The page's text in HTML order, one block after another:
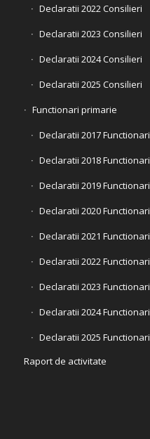
Declaratii 2022 Consilieri
Declaratii 2023 Consilieri
Declaratii 2024 Consilieri
Declaratii 2025 Consilieri
Functionari primarie
Declaratii 2017 Functionari
Declaratii 2018 Functionari
Declaratii 2019 Functionari
Declaratii 2020 Functionari
Declaratii 2021 Functionari
Declaratii 2022 Functionari
Declaratii 2023 Functionari
Declaratii 2024 Functionari
Declaratii 2025 Functionari
Raport de activitate